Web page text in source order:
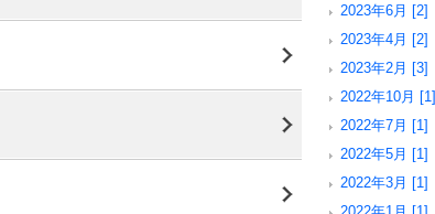
2023年6月 [2]
2023年4月 [2]
2023年2月 [3]
2022年10月 [1]
2022年7月 [1]
2022年5月 [1]
2022年3月 [1]